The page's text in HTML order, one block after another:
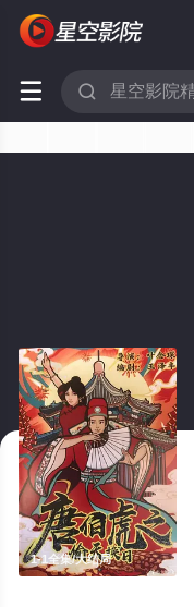
 
1-1全集/大结局